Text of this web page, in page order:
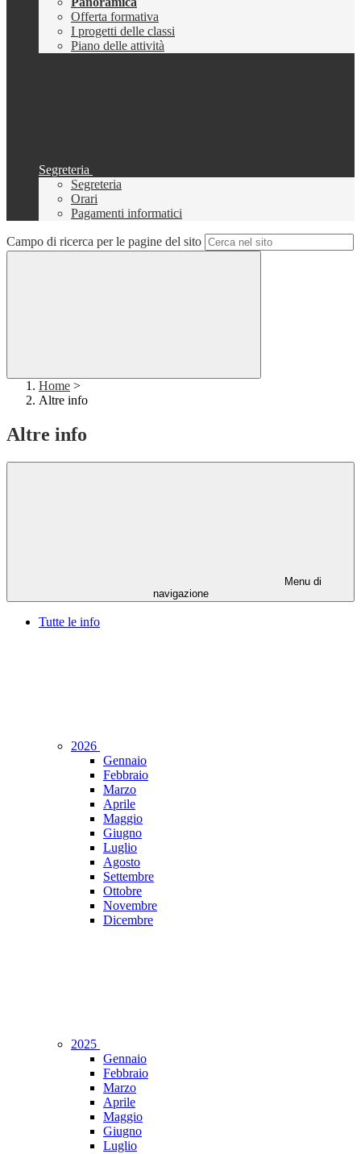
Offerta formativa
I progetti delle classi
Piano delle attività
Segreteria
Segreteria
Orari
Pagamenti informatici
Campo di ricerca per le pagine del sito
Home >
Altre info
Altre info
Menu di
navigazione
Tutte le info
2026
Gennaio
Febbraio
Marzo
Aprile
Maggio
Giugno
Luglio
Agosto
Settembre
Ottobre
Novembre
Dicembre
2025
Gennaio
Febbraio
Marzo
Aprile
Maggio
Giugno
Luglio